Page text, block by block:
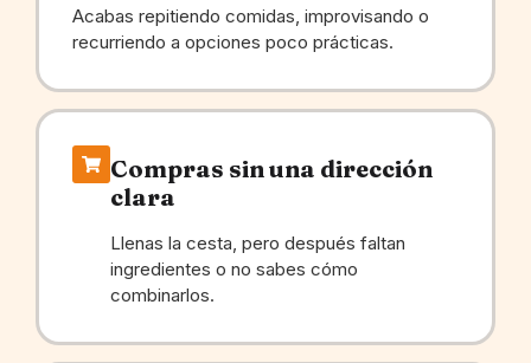
Acabas repitiendo comidas, improvisando o
recurriendo a opciones poco prácticas.
Compras sin una dirección
clara
Llenas la cesta, pero después faltan
ingredientes o no sabes cómo
combinarlos.